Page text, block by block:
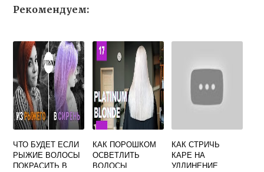
Рекомендуем:
ЧТО БУДЕТ ЕСЛИ
РЫЖИЕ ВОЛОСЫ
ПОКРАСИТЬ В
КАК ПОРОШКОМ
ОСВЕТЛИТЬ
ВОЛОСЫ
КАК СТРИЧЬ
КАРЕ НА
УДЛИНЕНИЕ